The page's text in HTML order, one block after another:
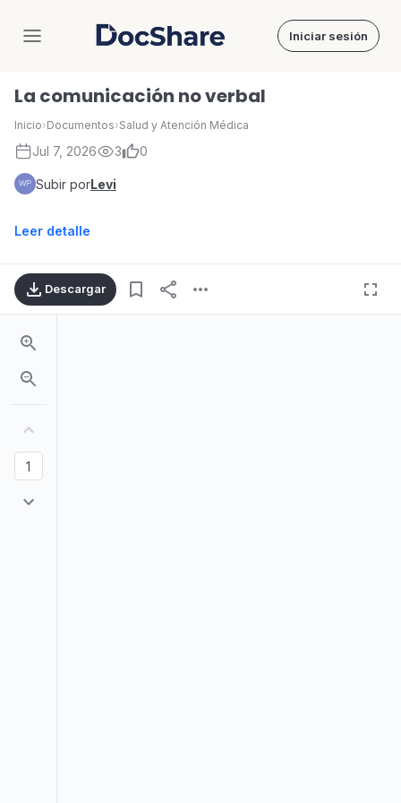
DocShare Iniciar sesión
La comunicación no verbal
Inicio›Documentos›Salud y Atención Médica
Jul 7, 2026 3 0
Subir porLevi
Leer detalle
Descargar